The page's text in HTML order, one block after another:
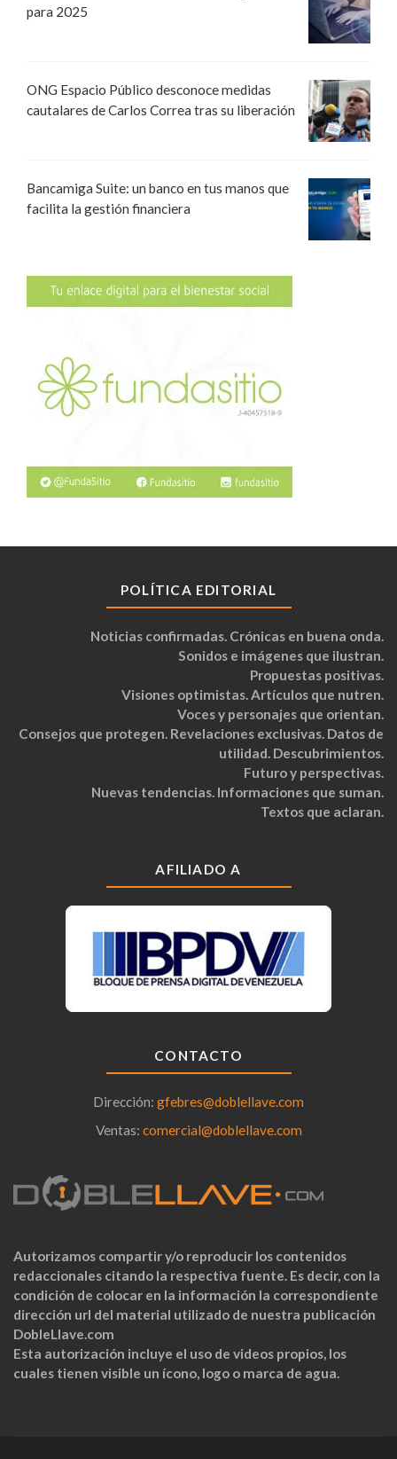
para 2025
ONG Espacio Público desconoce medidas
cautalares de Carlos Correa tras su liberación
Bancamiga Suite: un banco en tus manos que
facilita la gestión financiera
POLÍTICA EDITORIAL
Noticias confirmadas. Crónicas en buena onda.
Sonidos e imágenes que ilustran.
Propuestas positivas.
Visiones optimistas. Artículos que nutren.
Voces y personajes que orientan.
Consejos que protegen. Revelaciones exclusivas. Datos de
utilidad. Descubrimientos.
Futuro y perspectivas.
Nuevas tendencias. Informaciones que suman.
Textos que aclaran.
AFILIADO A
CONTACTO
Dirección: gfebres@doblellave.com
Ventas: comercial@doblellave.com
Autorizamos compartir y/o reproducir los contenidos
redaccionales citando la respectiva fuente. Es decir, con la
condición de colocar en la información la correspondiente
dirección url del material utilizado de nuestra publicación
DobleLlave.com
Esta autorización incluye el uso de videos propios, los
cuales tienen visible un ícono, logo o marca de agua.